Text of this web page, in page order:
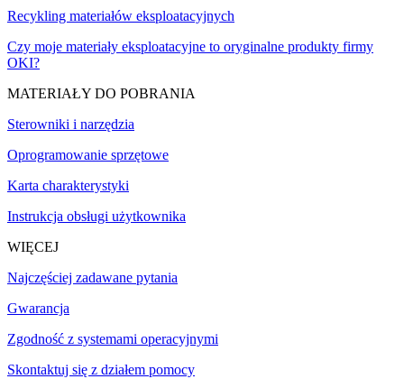
Recykling materiałów eksploatacyjnych
Czy moje materiały eksploatacyjne to oryginalne produkty firmy
OKI?
MATERIAŁY DO POBRANIA
Sterowniki i narzędzia
Oprogramowanie sprzętowe
Karta charakterystyki
Instrukcja obsługi użytkownika
WIĘCEJ
Najczęściej zadawane pytania
Gwarancja
Zgodność z systemami operacyjnymi
Skontaktuj się z działem pomocy